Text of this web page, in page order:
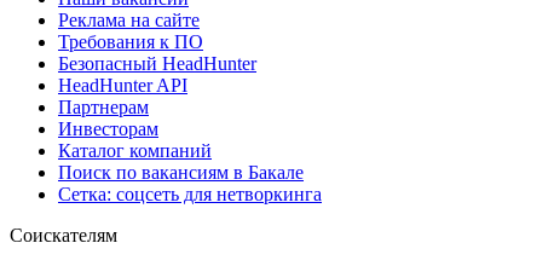
Реклама на сайте
Требования к ПО
Безопасный HeadHunter
HeadHunter API
Партнерам
Инвесторам
Каталог компаний
Поиск по вакансиям в Бакале
Сетка: соцсеть для нетворкинга
Соискателям